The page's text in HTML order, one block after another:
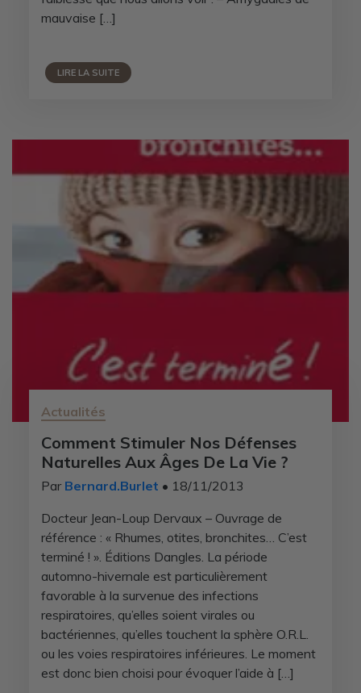
mauvaise […]
LIRE LA SUITE
Actualités
Comment Stimuler Nos Défenses
Naturelles Aux Âges De La Vie ?
Par Bernard.Burlet • 18/11/2013
Docteur Jean-Loup Dervaux – Ouvrage de
référence : « Rhumes, otites, bronchites… C’est
terminé ! ». Éditions Dangles. La période
automno-hivernale est particulièrement
favorable à la survenue des infections
respiratoires, qu’elles soient virales ou
bactériennes, qu’elles touchent la sphère O.R.L.
ou les voies respiratoires inférieures. Le moment
est donc bien choisi pour évoquer l’aide à […]